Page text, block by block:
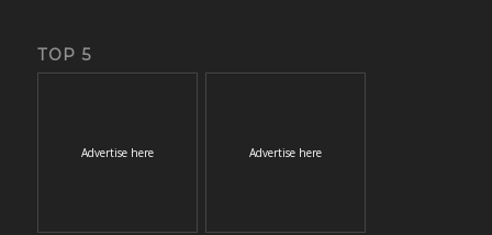
TOP 5
Advertise here Advertise here